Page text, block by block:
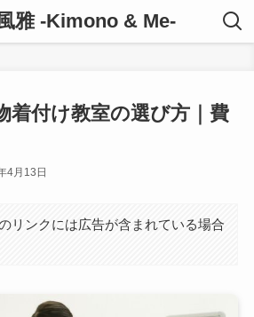
雅 -Kimono & Me-
着付け教室の選び方｜費
4月13日
リンクには広告が含まれている場合